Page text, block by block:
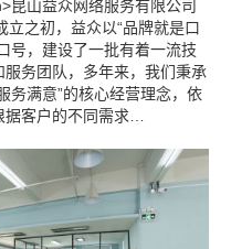
昆山益众网络服务有限公司
之初，益众以“品牌就是口
号，建设了一批有着一流技
务团队，多年来，我们秉承
务满意”的核心经营理念，依
据客户的不同需求…